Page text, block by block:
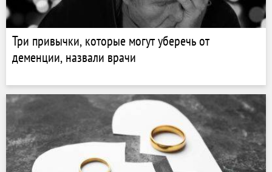
Три привычки, которые могут уберечь от
деменции, назвали врачи